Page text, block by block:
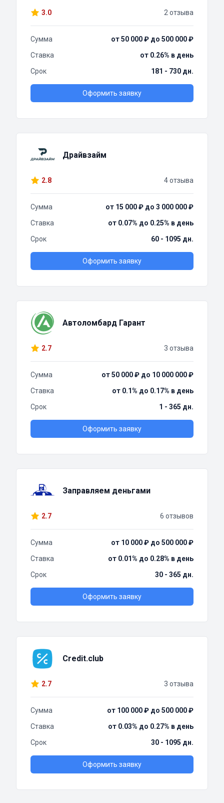
3.0 2 отзыва
Сумма
от 50 000 ₽ до 500 000 ₽
Ставка
от 0.26% в день
Срок
181 - 730 дн.
Оформить заявку
Драйвзайм
2.8 4 отзыва
Сумма
от 15 000 ₽ до 3 000 000 ₽
Ставка
от 0.07% до 0.25% в день
Срок
60 - 1095 дн.
Оформить заявку
Автоломбард Гарант
2.7 3 отзыва
Сумма
от 50 000 ₽ до 10 000 000 ₽
Ставка
от 0.1% до 0.17% в день
Срок
1 - 365 дн.
Оформить заявку
Заправляем деньгами
2.7 6 отзывов
Сумма
от 10 000 ₽ до 500 000 ₽
Ставка
от 0.01% до 0.28% в день
Срок
30 - 365 дн.
Оформить заявку
Credit.club
2.7 3 отзыва
Сумма
от 100 000 ₽ до 500 000 ₽
Ставка
от 0.03% до 0.27% в день
Срок
30 - 1095 дн.
Оформить заявку